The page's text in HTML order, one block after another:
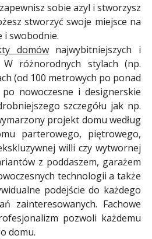
sobie azyl i stworzysz
stworzyć swoje miejsce na
i swobodnie.
domównajwybitniejszych i
różnorodnych stylach (np.
(od 100 metrowych po ponad
nowoczesne i designerskie
szczegółu jak np.
projekt domu według
parterowego, piętrowego,
willi czy wytwornej
z poddaszem, garażem
technologii a także
podejście do każdego
zainteresowanych. Fachowe
pozwoli każdemu
domu.